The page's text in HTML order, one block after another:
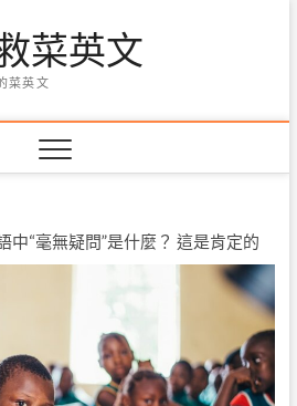
菜英文
菜英文
中“毫無疑問”是什麼？ 這是肯定的